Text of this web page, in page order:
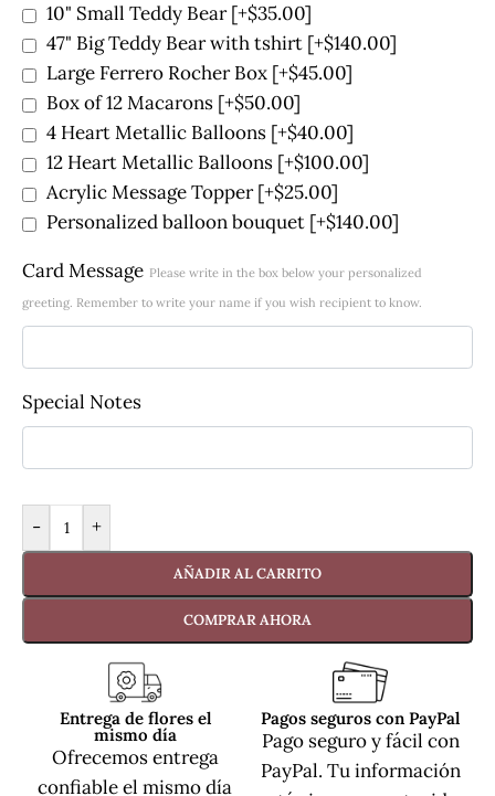
10" Small Teddy Bear[+$35.00]
47" Big Teddy Bear with tshirt [+$140.00]
Large Ferrero Rocher Box [+$45.00]
Box of 12 Macarons [+$50.00]
4 Heart Metallic Balloons [+$40.00]
12 Heart Metallic Balloons [+$100.00]
Acrylic Message Topper[+$25.00]
Personalized balloon bouquet [+$140.00]
Card Message Please write in the box below your personalized
greeting. Remember to write your name if you wish recipient to know.
Special Notes
- +
AÑADIR AL CARRITO
COMPRAR AHORA
Entrega de flores el
mismo día
Ofrecemos entrega
confiable el mismo día
Pagos seguros con PayPal
Pago seguro y fácil con
PayPal. Tu información